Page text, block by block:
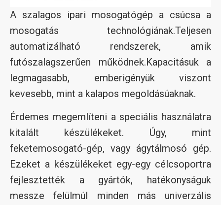
A szalagos ipari mosogatógép a csúcsa a
mosogatás technológiának.Teljesen
automatizálható rendszerek, amik
futószalagszerűen működnek.Kapacitásuk a
legmagasabb, emberigényük viszont
kevesebb, mint a kalapos megoldásúaknak.
Érdemes megemlíteni a speciális használatra
kitalált készülékeket. Úgy, mint
feketemosogató-gép, vagy ágytálmosó gép.
Ezeket a készülékeket egy-egy célcsoportra
fejlesztették a gyártók, hatékonyságuk
messze felülmúl minden más univerzális